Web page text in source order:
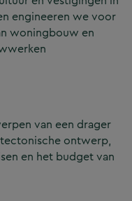
engineeren we voor
woningbouw en
van een drager
ontwerp,
en het budget van